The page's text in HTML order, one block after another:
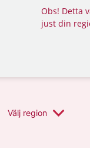
Obs! Detta
just din
Välj region